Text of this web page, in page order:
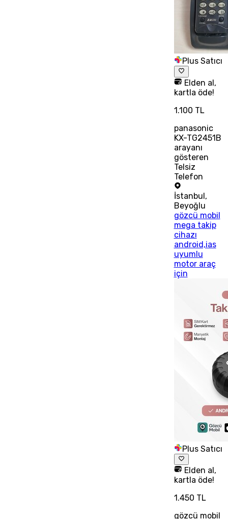
Plus Satıcı
Elden al,
kartla öde!
1.100 TL
panasonic
KX-TG2451B
arayanı
gösteren
Telsiz
Telefon
İstanbul,
Beyoğlu
gözcü mobil
mega takip
cihazı
android,ias
uyumlu
motor araç
için
Plus Satıcı
Elden al,
kartla öde!
1.450 TL
gözcü mobil